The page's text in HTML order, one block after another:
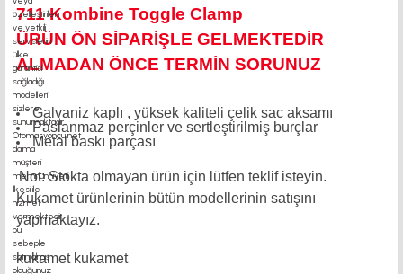
711 Kombine Toggle Clamp
ÜRÜN ÖN SİPARİŞLE GELMEKTEDİR
ALMADAN ÖNCE TERMİN SORUNUZ
Galvaniz kaplı , yüksek kaliteli çelik sac aksamı
Paslanmaz perçinler ve sertleştirilmiş burçlar
Metal baskı parçası
Not: Stokta olmayan ürün için lütfen teklif isteyin.
Kukamet ürünlerinin bütün modellerinin satışını
yapmaktayız.
kukamet kukamet